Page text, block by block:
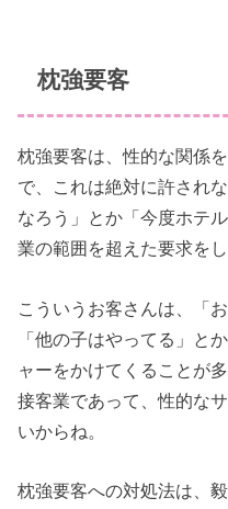
枕強要客
枕強要客は、性的な関係
で、これは絶対に許され
なろう」とか「今度ホテ
業の範囲を超えた要求をし
こういうお客さんは、「
「他の子はやってる」と
ャーをかけてくることが
接客業であって、性的な
いからね。
枕強要客への対処法は、